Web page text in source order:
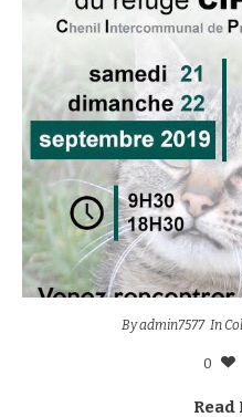
Byadmin7577 In
0
Read